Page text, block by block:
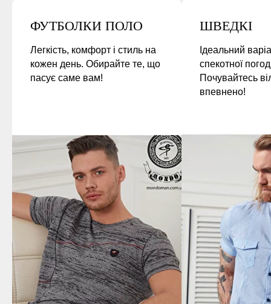
ФУТБОЛКИ ПОЛО
Легкість, комфорт і стиль на
кожен день. Обирайте те, що
пасує саме вам!
ШВЕДКІ
Ідеальний
спекотної
Почувайтесь
впевнено!